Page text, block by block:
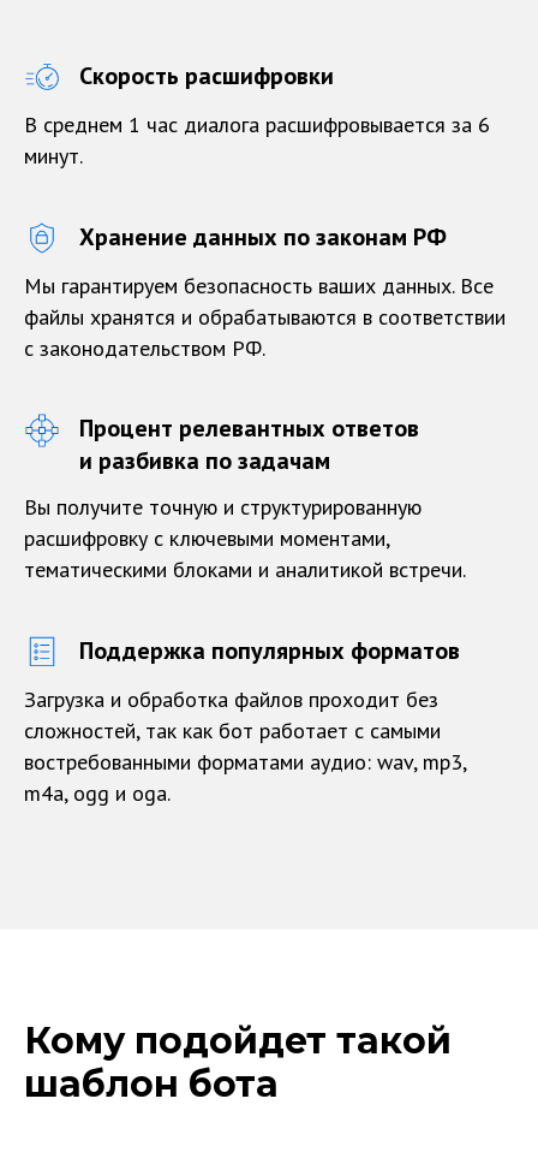
Скорость расшифровки
В среднем 1 час диалога расшифровывается за 6
минут.
Хранение данных по законам РФ
Мы гарантируем безопасность ваших данных. Все
файлы хранятся и обрабатываются в соответствии
с законодательством РФ.
Процент релевантных ответов
и разбивка по задачам
Вы получите точную и структурированную
расшифровку с ключевыми моментами,
тематическими блоками и аналитикой встречи.
Поддержка популярных форматов
Загрузка и обработка файлов проходит без
сложностей, так как бот работает с самыми
востребованными форматами аудио: wav, mp3,
m4a, ogg и oga.
Кому подойдет такой
шаблон бота